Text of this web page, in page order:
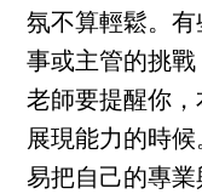
氛不算輕鬆。
事或主管的挑
老師要提醒你
展現能力的時
易把自己的專